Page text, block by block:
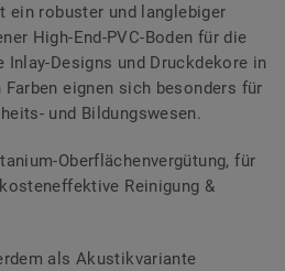
ein robuster und langlebiger
High-End-PVC-Boden für die
Inlay-Designs und Druckdekore in
eignen sich besonders für
und Bildungswesen.
Oberflächenvergütung, für
Reinigung &
als Akustikvariante